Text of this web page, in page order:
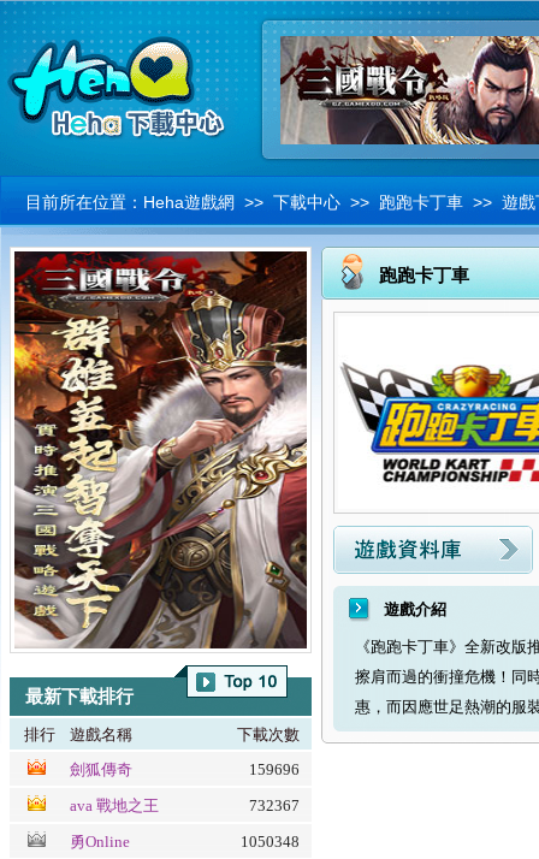
目前所在位置： Heha遊戲網 >> 下載中心 >> 跑跑卡丁車 >> 遊戲
最新下載排行
排行 遊戲名稱
下載次數
劍狐傳奇
159696
ava 戰地之王
732367
勇Online
1050348
跑跑卡丁車
遊戲介紹
《跑跑卡丁車》全新改
擦肩而過的衝撞危機！同
惠，而因應世足熱潮的服